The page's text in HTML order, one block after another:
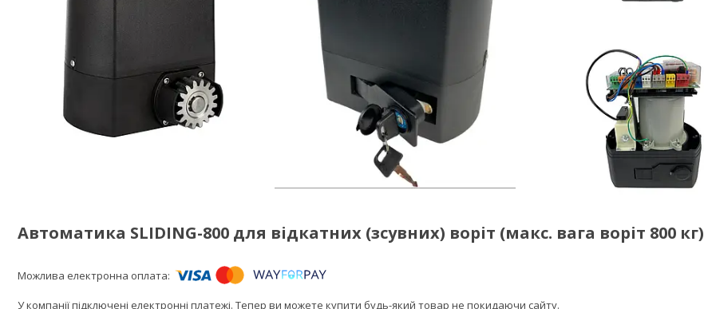
Автоматика SLIDING-800 для відкатних (зсувних) воріт (макс. вага воріт 800 кг)
У компанії підключені електронні платежі. Тепер ви можете купити будь-який товар не покидаючи сайту.